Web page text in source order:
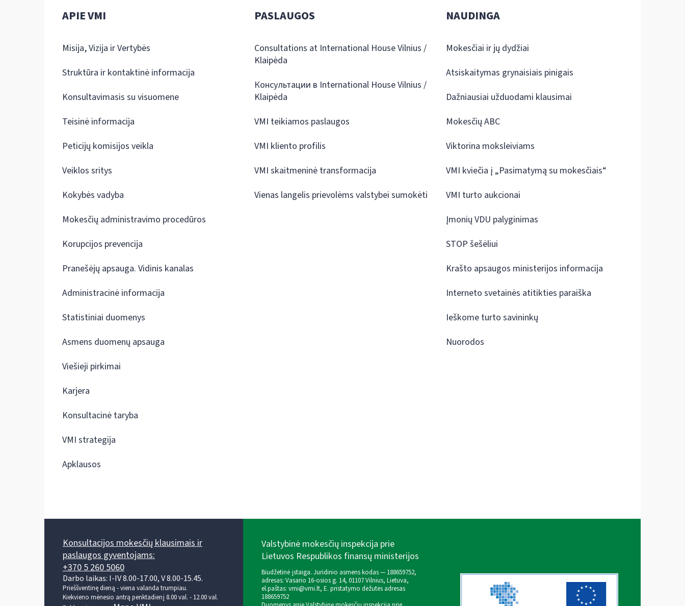
APIE VMI
Misija, Vizija ir Vertybės
Struktūra ir kontaktinė informacija
Konsultavimasis su visuomene
Teisinė informacija
Peticijų komisijos veikla
Veiklos sritys
Kokybės vadyba
Mokesčių administravimo procedūros
Korupcijos prevencija
Pranešėjų apsauga. Vidinis kanalas
Administracinė informacija
Statistiniai duomenys
Asmens duomenų apsauga
Viešieji pirkimai
Karjera
Konsultacinė taryba
VMI strategija
Apklausos
PASLAUGOS
Consultations at International House Vilnius /
Klaipėda
Консультации в International House Vilnius /
Klaipėda
VMI teikiamos paslaugos
VMI kliento profilis
VMI skaitmeninė transformacija
Vienas langelis prievolėms valstybei sumokėti
NAUDINGA
Mokesčiai ir jų dydžiai
Atsiskaitymas grynaisiais pinigais
Dažniausiai užduodami klausimai
Mokesčių ABC
Viktorina moksleiviams
VMI kviečia į „Pasimatymą su mokesčiais“
VMI turto aukcionai
Įmonių VDU palyginimas
STOP šešėliui
Krašto apsaugos ministerijos informacija
Interneto svetainės atitikties paraiška
Ieškome turto savininkų
Nuorodos
Konsultacijos mokesčių klausimais ir
paslaugos gyventojams:
+370 5 260 5060
Darbo laikas: I-IV 8.00-17.00, V 8.00-15.45.
Prieššventinę dieną - viena valanda trumpiau.
Kiekvieno mėnesio antrą penktadienį 8.00 val. - 12.00 val.
Valstybinė mokesčių inspekcija prie
Lietuvos Respublikos finansų ministerijos
Biudžetinė įstaiga. Juridinio asmens kodas — 188659752,
adresas: Vasario 16-osios g. 14, 01107 Vilnius, Lietuva,
el.paštas: vmi@vmi.lt, E. pristatymo dėžutės adresas
188659752